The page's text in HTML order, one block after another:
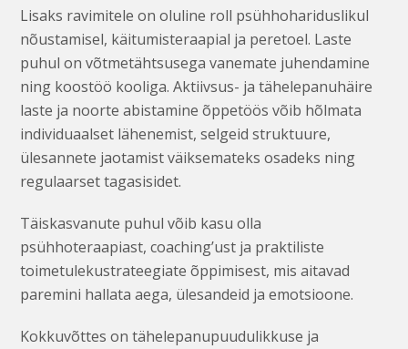
Lisaks ravimitele on oluline roll psühhohariduslikul
nõustamisel, käitumisteraapial ja peretoel. Laste
puhul on võtmetähtsusega vanemate juhendamine
ning koostöö kooliga. Aktiivsus- ja tähelepanuhäire
laste ja noorte abistamine õppetöös võib hõlmata
individuaalset lähenemist, selgeid struktuure,
ülesannete jaotamist väiksemateks osadeks ning
regulaarset tagasisidet.
Täiskasvanute puhul võib kasu olla
psühhoteraapiast, coaching’ust ja praktiliste
toimetulekustrateegiate õppimisest, mis aitavad
paremini hallata aega, ülesandeid ja emotsioone.
Kokkuvõttes on tähelepanupuudulikkuse ja